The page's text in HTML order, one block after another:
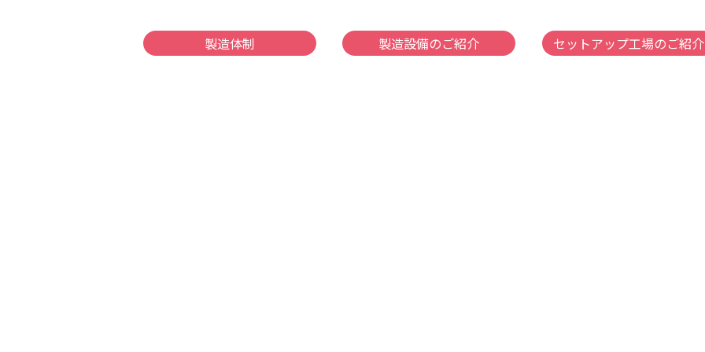
製造体制 製造設備のご紹介 セットアップ工場のご紹介